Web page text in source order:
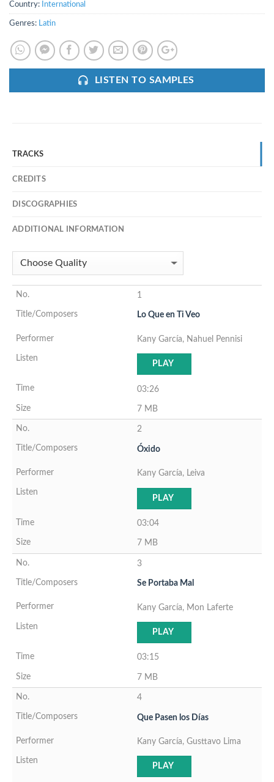
Country: International
Genres: Latin
LISTEN TO SAMPLES
TRACKS
CREDITS
DISCOGRAPHIES
ADDITIONAL INFORMATION
1
Lo Que en Ti Veo
Kany García, Nahuel Pennisi
PLAY
03:26
7 MB
2
Óxido
Kany García, Leiva
PLAY
03:04
7 MB
3
Se Portaba Mal
Kany García, Mon Laferte
PLAY
03:15
7 MB
4
Que Pasen los Días
Kany García, Gusttavo Lima
PLAY